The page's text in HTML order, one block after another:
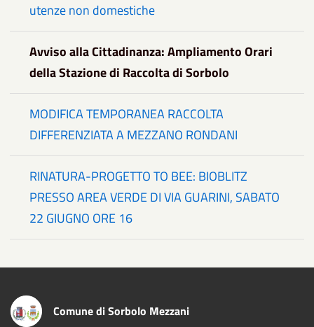
utenze non domestiche
Avviso alla Cittadinanza: Ampliamento Orari
della Stazione di Raccolta di Sorbolo
MODIFICA TEMPORANEA RACCOLTA
DIFFERENZIATA A MEZZANO RONDANI
RINATURA-PROGETTO TO BEE: BIOBLITZ
PRESSO AREA VERDE DI VIA GUARINI, SABATO
22 GIUGNO ORE 16
Comune di Sorbolo Mezzani